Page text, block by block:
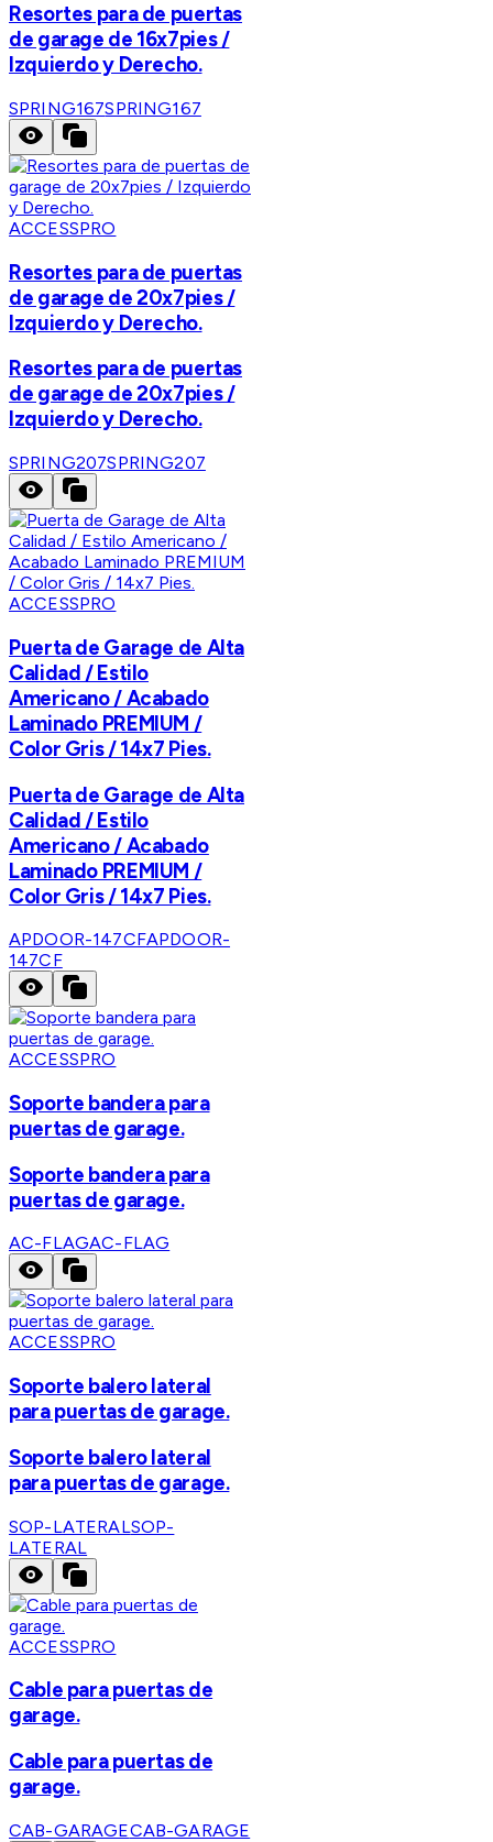
Resortes para de puertas
de garage de 16x7pies /
Izquierdo y Derecho.
SPRING167SPRING167
ACCESSPRO
Resortes para de puertas
de garage de 20x7pies /
Izquierdo y Derecho.
Resortes para de puertas
de garage de 20x7pies /
Izquierdo y Derecho.
SPRING207SPRING207
ACCESSPRO
Puerta de Garage de Alta
Calidad / Estilo
Americano / Acabado
Laminado PREMIUM /
Color Gris / 14x7 Pies.
Puerta de Garage de Alta
Calidad / Estilo
Americano / Acabado
Laminado PREMIUM /
Color Gris / 14x7 Pies.
APDOOR-147CFAPDOOR-
147CF
ACCESSPRO
Soporte bandera para
puertas de garage.
Soporte bandera para
puertas de garage.
AC-FLAGAC-FLAG
ACCESSPRO
Soporte balero lateral
para puertas de garage.
Soporte balero lateral
para puertas de garage.
SOP-LATERALSOP-
LATERAL
ACCESSPRO
Cable para puertas de
garage.
Cable para puertas de
garage.
CAB-GARAGECAB-GARAGE